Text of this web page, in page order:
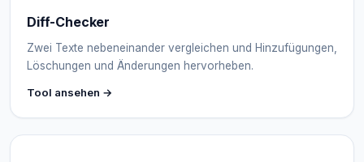
Diff-Checker
Zwei Texte nebeneinander vergleichen und Hinzufügungen,
Löschungen und Änderungen hervorheben.
Tool ansehen →